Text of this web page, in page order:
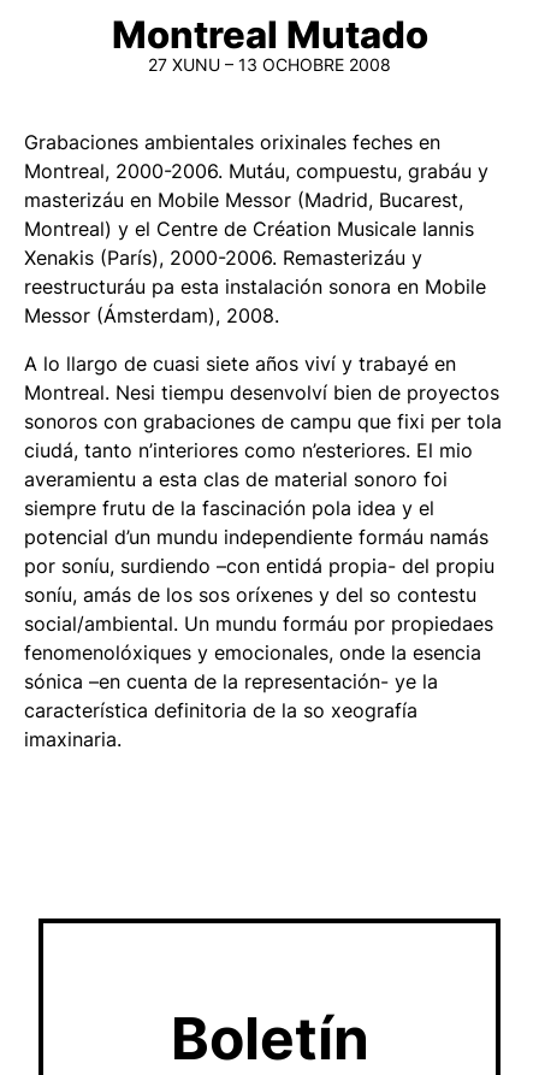
Montreal Mutado
27 XUNU – 13 OCHOBRE 2008
Grabaciones ambientales orixinales feches en
Montreal, 2000-2006. Mutáu, compuestu, grabáu y
masterizáu en Mobile Messor (Madrid, Bucarest,
Montreal) y el Centre de Création Musicale Iannis
Xenakis (París), 2000-2006. Remasterizáu y
reestructuráu pa esta instalación sonora en Mobile
Messor (Ámsterdam), 2008.
A lo llargo de cuasi siete años viví y trabayé en
Montreal. Nesi tiempu desenvolví bien de proyectos
sonoros con grabaciones de campu que fixi per tola
ciudá, tanto n’interiores como n’esteriores. El mio
averamientu a esta clas de material sonoro foi
siempre frutu de la fascinación pola idea y el
potencial d’un mundu independiente formáu namás
por soníu, surdiendo –con entidá propia- del propiu
soníu, amás de los sos oríxenes y del so contestu
social/ambiental. Un mundu formáu por propiedaes
fenomenolóxiques y emocionales, onde la esencia
sónica –en cuenta de la representación- ye la
característica definitoria de la so xeografía
imaxinaria.
Boletín